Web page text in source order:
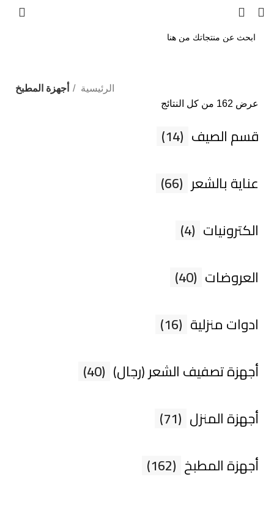
الرئيسية
أجهزة المطبخ
عرض ⁦162⁩ من كل النتائج
قسم الصيف (14)
عناية بالشعر (66)
الكترونيات (4)
العروضات (40)
ادوات منزلية (16)
أجهزة تصفيف الشعر (رجال) (40)
أجهزة المنزل (71)
أجهزة المطبخ (162)